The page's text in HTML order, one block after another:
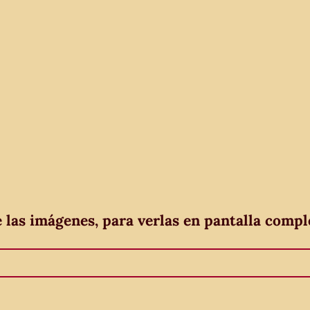
imágenes, para verlas en pantalla